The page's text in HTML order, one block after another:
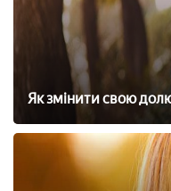
Як змінити свою